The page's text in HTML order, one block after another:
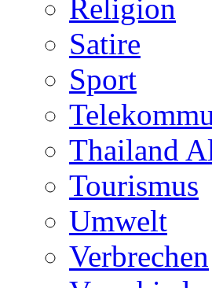
Religion
Satire
Sport
Thailand
Tourismus
Umwelt
Verbrechen